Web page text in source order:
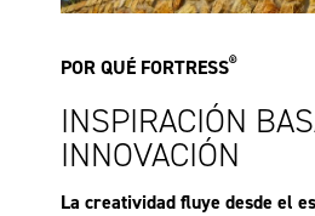
POR QUÉ FORTRESS®
INSPIRACIÓN
INNOVACIÓN
La creatividad fluye desde el